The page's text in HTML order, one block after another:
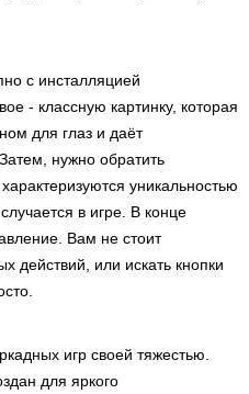
с инсталляцией
- классную картинку, которая
для глаз и даёт
нужно обратить
уникальностью
в игре. В конце
Вам не стоит
действий, или искать кнопки
игр своей тяжестью.
для яркого